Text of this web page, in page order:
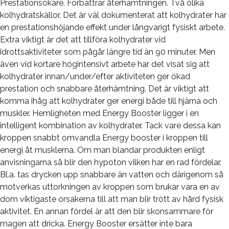
Prestationsökare. Förbättrar återhämtningen. Två olika
kolhydratskällor. Det är väl dokumenterat att kolhydrater har
en prestationshöjande effekt under långvarigt fysiskt arbete.
Extra viktigt är det att tillföra kolhydrater vid
idrottsaktiviteter som pågår längre tid än 90 minuter. Men
även vid kortare högintensivt arbete har det visat sig att
kolhydrater innan/under/efter aktiviteten ger ökad
prestation och snabbare återhämtning. Det är viktigt att
komma ihåg att kolhydrater ger energi både till hjärna och
muskler. Hemligheten med Energy Booster ligger i en
intelligent kombination av kolhydrater. Tack vare dessa kan
kroppen snabbt omvandla Energy booster i kroppen till
energi åt musklerna. Om man blandar produkten enligt
anvisningarna så blir den hypoton vilken har en rad fördelar.
Bl.a. tas drycken upp snabbare än vatten och därigenom så
motverkas uttorkningen av kroppen som brukar vara en av
dom viktigaste orsakerna till att man blir trött av hård fysisk
aktivitet. En annan fördel är att den blir skonsammare för
magen att dricka. Energy Booster ersätter inte bara